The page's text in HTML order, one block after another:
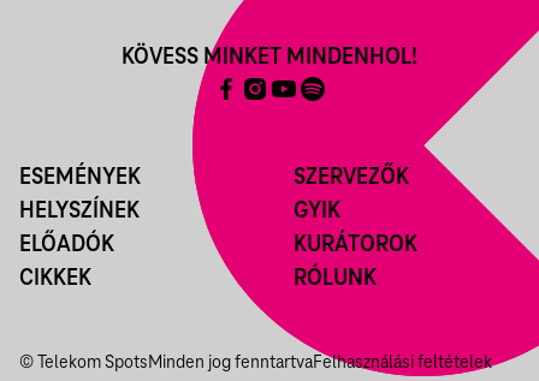
ESEMÉNYEK
HELYSZÍNEK
ELŐADÓK
CIKKEK
SZERVEZŐK
GYIK
KURÁTOROK
RÓLUNK
KÖVESS MINKET MINDENHOL!
© Telekom SpotsMinden jog fenntartvaFelhasználási feltételek